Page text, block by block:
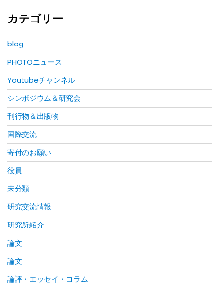
カテゴリー
blog
PHOTOニュース
Youtubeチャンネル
シンポジウム＆研究会
刊行物＆出版物
国際交流
寄付のお願い
役員
未分類
研究交流情報
研究所紹介
論文
論文
論評・エッセイ・コラム